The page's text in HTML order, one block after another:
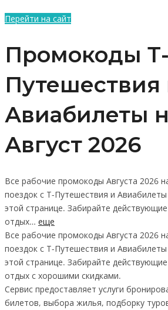
Перейти на сайт
Промокоды Т-
Путешествия
Авиабилеты
Август 2026
Все рабочие промокоды Августа 2026
поездок с Т-Путешествия и
этой странице. Забирайте
отдых… еще
Все рабочие промокоды Августа 2026
поездок с Т-Путешествия и
этой странице. Забирайте
отдых с хорошими скидками.
Сервис предоставляет услуги
билетов, выбора жилья, подборку